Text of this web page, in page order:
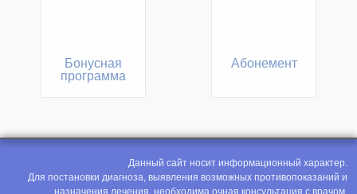
Бонусная
программа
Абонемент
Данный сайт носит информационный характер.
Для постановки диагноза, выявления возможных противопоказаний и